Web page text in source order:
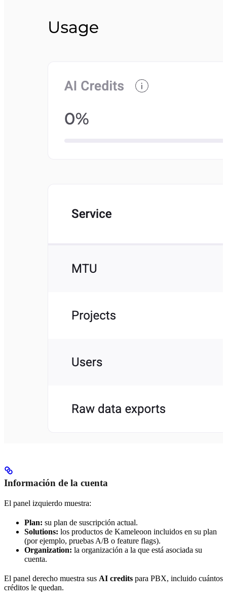
Información de la cuenta
El panel izquierdo muestra:
Plan: su plan de suscripción actual.
Solutions: los productos de Kameleoon incluidos en su plan
(por ejemplo, pruebas A/B o feature flags).
Organization: la organización a la que está asociada su
cuenta.
El panel derecho muestra sus AI credits para PBX, incluido cuántos
créditos le quedan.